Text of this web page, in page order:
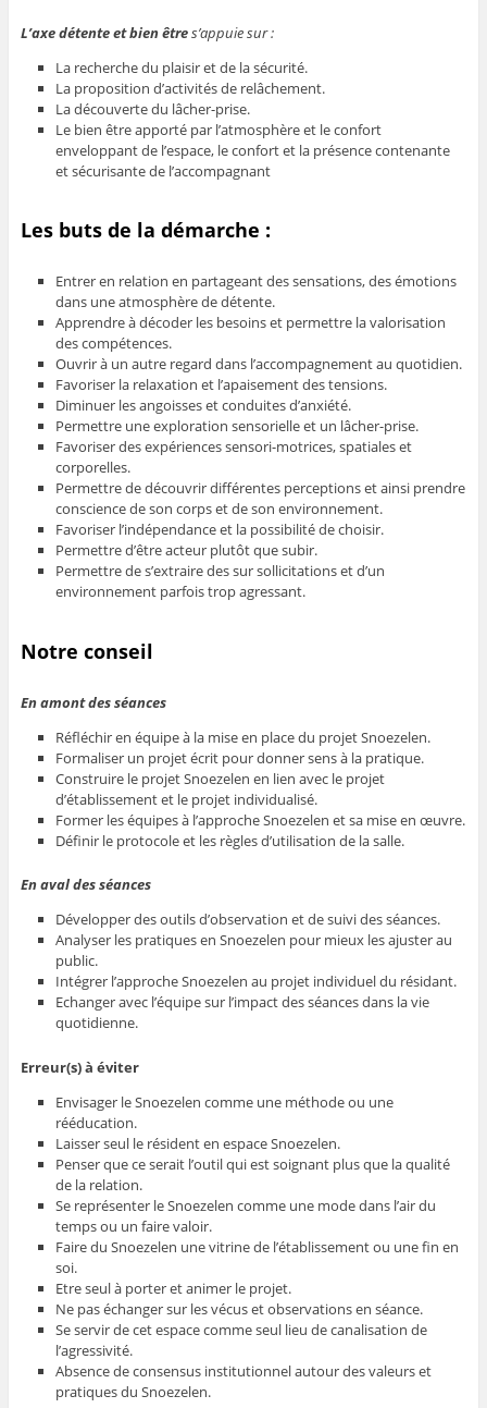
L’axe détente et bien êtres’appuie sur :
La recherche du plaisir et de la sécurité.
La proposition d’activités de relâchement.
La découverte du lâcher-prise.
Le bien être apporté par l’atmosphère et le confort
enveloppant de l’espace, le confort et la présence contenante
et sécurisante de l’accompagnant
Les buts de la démarche :
Entrer en relation en partageant des sensations, des émotions
dans une atmosphère de détente.
Apprendre à décoder les besoins et permettre la valorisation
des compétences.
Ouvrir à un autre regard dans l’accompagnement au quotidien.
Favoriser la relaxation et l’apaisement des tensions.
Diminuer les angoisses et conduites d’anxiété.
Permettre une exploration sensorielle et un lâcher-prise.
Favoriser des expériences sensori-motrices, spatiales et
corporelles.
Permettre de découvrir différentes perceptions et ainsi prendre
conscience de son corps et de son environnement.
Favoriser l’indépendance et la possibilité de choisir.
Permettre d’être acteur plutôt que subir.
Permettre de s’extraire des sur sollicitations et d’un
environnement parfois trop agressant.
Notre conseil
En amont des séances
Réfléchir en équipe à la mise en place du projet Snoezelen.
Formaliser un projet écrit pour donner sens à la pratique.
Construire le projet Snoezelen en lien avec le projet
d’établissement et le projet individualisé.
Former les équipes à l’approche Snoezelen et sa mise en œuvre.
Définir le protocole et les règles d’utilisation de la salle.
En aval des séances
Développer des outils d’observation et de suivi des séances.
Analyser les pratiques en Snoezelen pour mieux les ajuster au
public.
Intégrer l’approche Snoezelen au projet individuel du résidant.
Echanger avec l’équipe sur l’impact des séances dans la vie
quotidienne.
Erreur(s) à éviter
Envisager le Snoezelen comme une méthode ou une
rééducation.
Laisser seul le résident en espace Snoezelen.
Penser que ce serait l’outil qui est soignant plus que la qualité
de la relation.
Se représenter le Snoezelen comme une mode dans l’air du
temps ou un faire valoir.
Faire du Snoezelen une vitrine de l’établissement ou une fin en
soi.
Etre seul à porter et animer le projet.
Ne pas échanger sur les vécus et observations en séance.
Se servir de cet espace comme seul lieu de canalisation de
l’agressivité.
Absence de consensus institutionnel autour des valeurs et
pratiques du Snoezelen.